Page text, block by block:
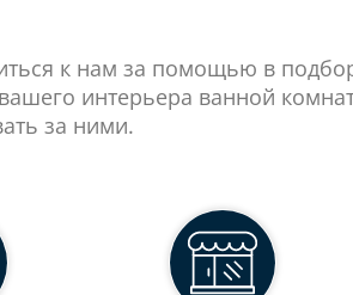
к нам за помощью в
интерьера ванной
за ними.